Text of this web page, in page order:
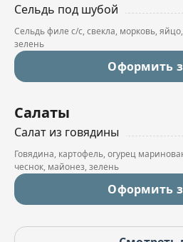
Сельдь под шубой
Сельдь филе с/с, свекла, морковь,
зелень
Оформить
Салаты
Салат из говядины
Говядина, картофель, огурец
чеснок, майонез, зелень
Оформить